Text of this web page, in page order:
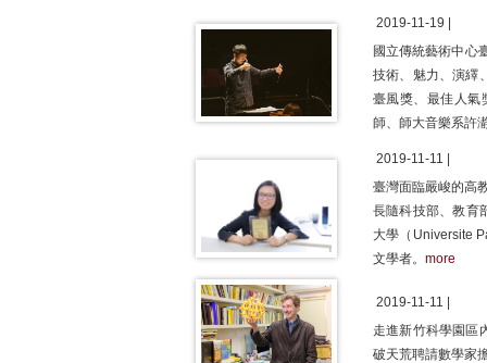
2019-11-19 |
國立傳統藝術中心
技術、魅力、演繹
臺風獎、最佳人氣
師、師大音樂系許
2019-11-11 |
臺灣面臨嚴峻的高
長隨科技部、教育
大學（Universite
文學者。 more
2019-11-11 |
走進新竹科學園區
破天荒聘請數學家